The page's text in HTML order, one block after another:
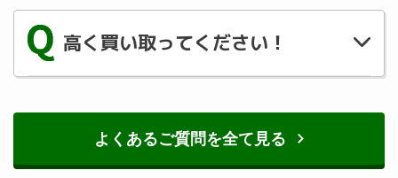
査定は無料です！『このクラブいくらぐらい
になるかな？』軽い気持ちでご連絡くださ
い！
高く買い取ってください！
夜努力させて頂いております！
御気軽にご相談ください！
よくあるご質問を全て見る